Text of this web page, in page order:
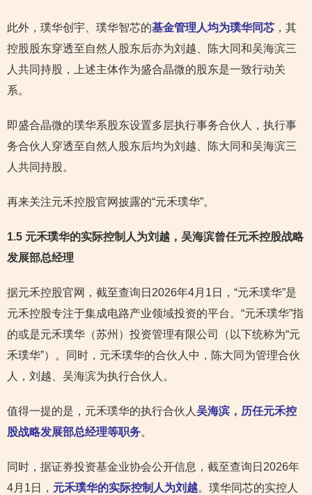
此外，璞华创宇、璞华智芯的基金管理人均为璞华同芯 ，其
控股股东穿透至自然人股东后亦为刘越、陈大同和吴海滨三
人共同持股，上述主体作为盛合晶微的股东是一致行动关
系。
即盛合晶微的璞华系股东设置多层执行事务合伙人，执行事
务合伙人穿透至自然人股东后均为刘越、陈大同和吴海滨三
人共同持股。
再来关注元禾控股官网披露的“元禾璞华”。
1.5 元禾璞华的实际控制人为刘越，吴海滨曾任元禾控股战略
发展部总经理
据元禾控股官网，截至查询日2026年4月1日，“元禾璞华”是
元禾控股专注于集成电路产业领域投资的平台。“元禾璞华”指
的或是元禾璞华（苏州）投资管理有限公司（以下统称为“元
禾璞华”）。同时，元禾璞华的合伙人中，陈大同为管理合伙
人，刘越、吴海滨为执行合伙人。
值得一提的是，元禾璞华的执行合伙人 吴海滨，历任元禾控
股战略发展部总经理等职务。
同时，据证券投资基金业协会公开信息，截至查询日2026年
4月1日， 元禾璞华的实际控制人为刘越。璞华同芯的实控人